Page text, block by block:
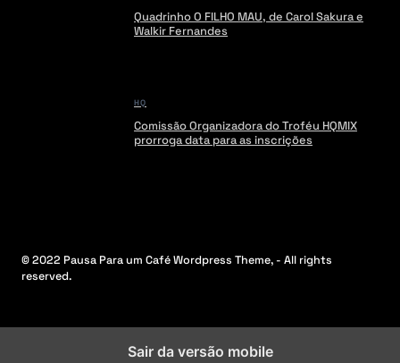
Quadrinho O FILHO MAU, de Carol Sakura e
Walkir Fernandes
HQ
Comissão Organizadora do Troféu HQMIX
prorroga data para as inscrições
© 2022 Pausa Para um Café Wordpress Theme, - All rights
reserved.
Sair da versão mobile